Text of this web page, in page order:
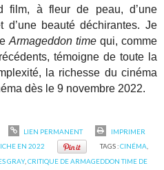
film, à fleur de peau, d’une
d’une beauté déchirantes. Je
Armageddon timequi, comme
témoigne de toute la
la richesse du cinéma
dès le 9 novembre 2022.
LIEN PERMANENT
IMPRIMER
EN 2022 TAGS :CINÉMA
GRAY,CRITIQUE DE ARMAGEDDON TIME DE